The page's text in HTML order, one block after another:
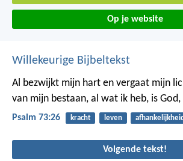
Op je website
Willekeurige Bijbeltekst
Al bezwijkt mijn hart en vergaat mijn
van mijn bestaan, al wat ik heb, is
Psalm 73:26 kracht leven afhankelijkheid
Volgende tekst!